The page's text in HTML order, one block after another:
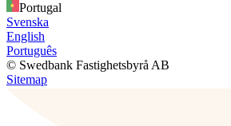
Portugal
Svenska
English
Português
© Swedbank Fastighetsbyrå AB
Sitemap